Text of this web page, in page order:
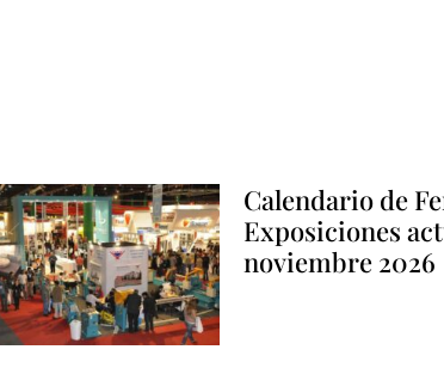
Calendario de
Exposiciones
noviembre 2026